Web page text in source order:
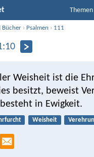
Themen
Bücher › Psalmen › 111
Weisheit ist die
besitzt, beweist
in Ewigkeit.
Weisheit